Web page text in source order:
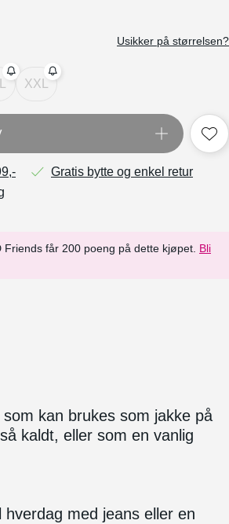
Usikker på størrelsen?
XXL
Gratis bytte og enkel retur
Friends får 200 poeng på dette kjøpet. Bli
kan brukes som jakke på
kaldt, eller som en vanlig
hverdag med jeans eller en